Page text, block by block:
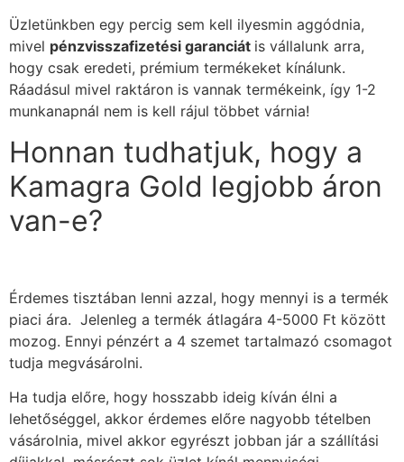
Üzletünkben egy percig sem kell ilyesmin aggódnia,
mivel pénzvisszafizetési garanciát is vállalunk arra,
hogy csak eredeti, prémium termékeket kínálunk.
Ráadásul mivel raktáron is vannak termékeink, így 1-2
munkanapnál nem is kell rájul többet várnia!
Honnan tudhatjuk, hogy a
Kamagra Gold legjobb áron
van-e?
Érdemes tisztában lenni azzal, hogy mennyi is a termék
piaci ára. Jelenleg a termék átlagára 4-5000 Ft között
mozog. Ennyi pénzért a 4 szemet tartalmazó csomagot
tudja megvásárolni.
Ha tudja előre, hogy hosszabb ideig kíván élni a
lehetőséggel, akkor érdemes előre nagyobb tételben
vásárolnia, mivel akkor egyrészt jobban jár a szállítási